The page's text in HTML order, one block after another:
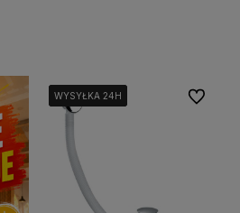
WYSYŁKA 24H
WYSYŁKA 24H
WYSYŁKA 24H
WYSYŁKA 24H Do